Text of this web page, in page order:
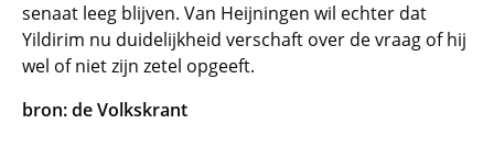
senaat leeg blijven. Van Heijningen wil echter dat
Yildirim nu duidelijkheid verschaft over de vraag of hij
wel of niet zijn zetel opgeeft.
bron: de Volkskrant